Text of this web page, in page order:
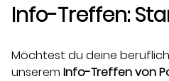
Info-Treffen:
Möchtest du deine
unserem Info-Treffen von